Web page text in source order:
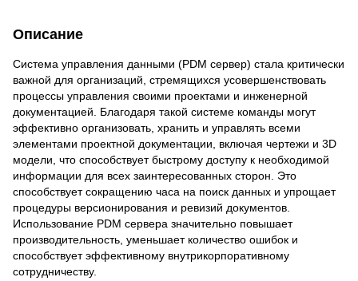
Описание
Система управления данными (PDM сервер) стала критически
важной для организаций, стремящихся усовершенствовать
процессы управления своими проектами и инженерной
документацией. Благодаря такой системе команды могут
эффективно организовать, хранить и управлять всеми
элементами проектной документации, включая чертежи и 3D
модели, что способствует быстрому доступу к необходимой
информации для всех заинтересованных сторон. Это
способствует сокращению часа на поиск данных и упрощает
процедуры версионирования и ревизий документов.
Использование PDM сервера значительно повышает
производительность, уменьшает количество ошибок и
способствует эффективному внутрикорпоративному
сотрудничеству.